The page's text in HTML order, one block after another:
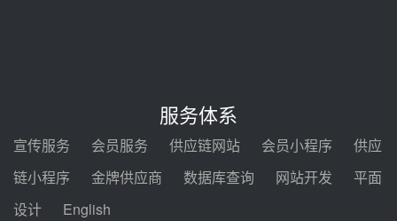
2026-2029年熔盐介质框架协议
中能建华中试研院中标重能新疆
100MW光热项目机组调试及性能
服务体系
宣传服务 会员服务 供应链网站 会员小程序
供应
链小程序
金牌供应商 数据库查询 网站开发
平面
设计
English